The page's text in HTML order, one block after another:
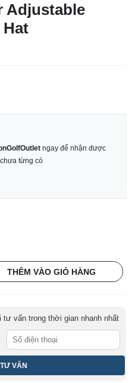
Adjustable
ngay để nhận được
từng có
Golf Hat số lượng
THÊM VÀO GIỎ HÀNG
vấn trong thời gian nhanh nhất